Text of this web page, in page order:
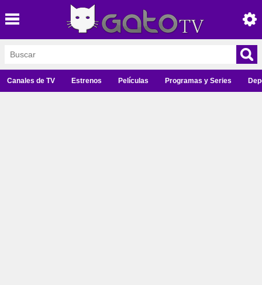
Canales de TV Estrenos Películas Programas y Series